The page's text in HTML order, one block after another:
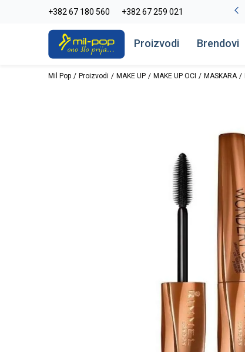
+382 67 180 560 +382 67 259 021
La Plage peškiri do -30% Pogledaj više
Proizvodi Brendovi
Mil Pop Proizvodi MAKE UP MAKE UP OCI MASKARA